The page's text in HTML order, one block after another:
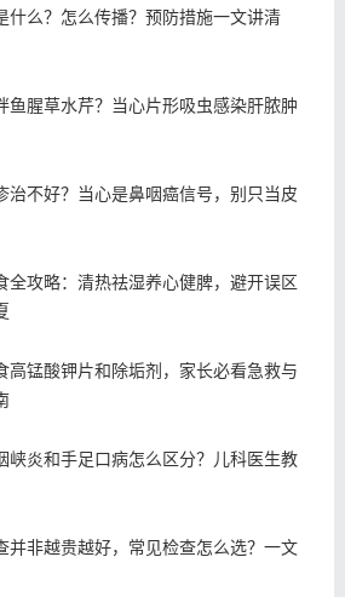
什么？怎么传播？预防措施一文讲清
鱼腥草水芹？当心片形吸虫感染肝脓肿
治不好？当心是鼻咽癌信号，别只当皮
全攻略：清热祛湿养心健脾，避开误区
高锰酸钾片和除垢剂，家长必看急救与
峡炎和手足口病怎么区分？儿科医生教
并非越贵越好，常见检查怎么选？一文